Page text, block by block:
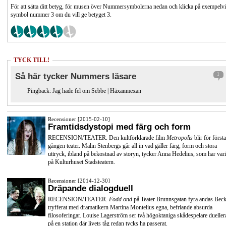
För att sätta ditt betyg, för musen över Nummersymbolerna nedan och klicka på
symbol nummer 3 om du vill ge betyget 3.
TYCK TILL!
Så här tycker Nummers läsare 1
Pingback: Jag hade fel om Sebbe | Häxanmexan
Recensioner [2015-02-10]
Framtidsdystopi med färg och form
RECENSION/TEATER. Den kultförklarade film Metropolis blir för första
gången teater. Malin Stenbergs går all in vad gäller färg, form och stora
uttryck, ibland på bekostnad av storyn, tycker Anna Hedelius, som har
på Kulturhuset Stadsteatern.
Recensioner [2014-12-30]
Dräpande dialogduell
RECENSION/TEATER. Född ond på Teater Brunnsgatan fyra andas
tryfferat med dramatikern Martina Montelius egna, befriande absurda
filosoferingar. Louise Lagerström ser två högoktaniga skådespelare
på en station där livets tåg redan tycks ha passerat.